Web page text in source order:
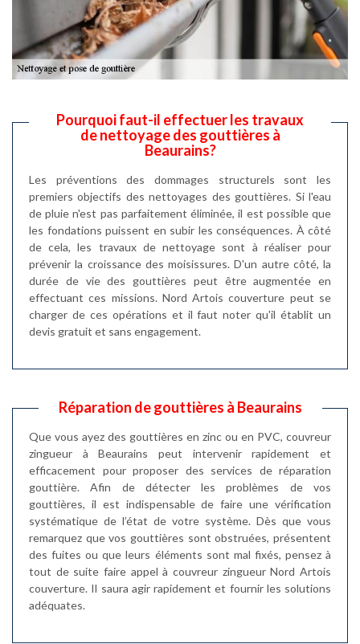
Pourquoi faut-il effectuer les travaux
de nettoyage des gouttières à
Beaurains?
Les préventions des dommages structurels sont les
premiers objectifs des nettoyages des gouttières. Si l'eau
de pluie n'est pas parfaitement éliminée, il est possible que
les fondations puissent en subir les conséquences. À côté
de cela, les travaux de nettoyage sont à réaliser pour
prévenir la croissance des moisissures. D'un autre côté, la
durée de vie des gouttières peut être augmentée en
effectuant ces missions. Nord Artois couverture peut se
charger de ces opérations et il faut noter qu'il établit un
devis gratuit et sans engagement.
Réparation de gouttières à Beaurains
Que vous ayez des gouttières en zinc ou en PVC, couvreur
zingueur à Beaurains peut intervenir rapidement et
efficacement pour proposer des services de réparation
gouttière. Afin de détecter les problèmes de vos
gouttières, il est indispensable de faire une vérification
systématique de l’état de votre système. Dès que vous
remarquez que vos gouttières sont obstruées, présentent
des fuites ou que leurs éléments sont mal fixés, pensez à
tout de suite faire appel à couvreur zingueur Nord Artois
couverture. Il saura agir rapidement et fournir les solutions
adéquates.